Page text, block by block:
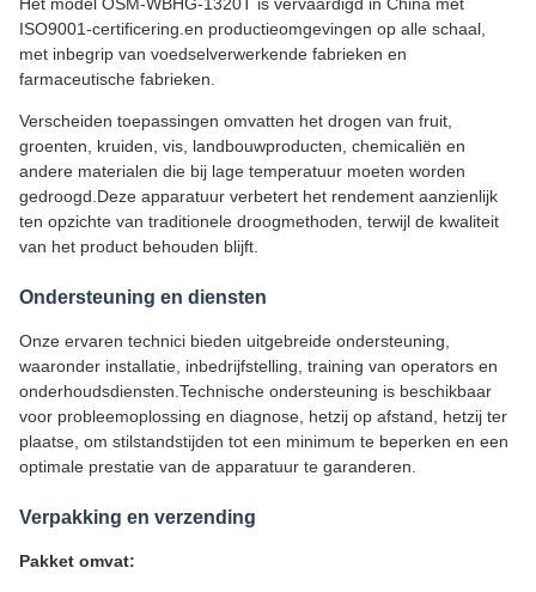
ISO9001-certificering.en productieomgevingen op alle schaal,
met inbegrip van voedselverwerkende fabrieken en
farmaceutische fabrieken.
Verscheiden toepassingen omvatten het drogen van fruit,
groenten, kruiden, vis, landbouwproducten, chemicaliën en
andere materialen die bij lage temperatuur moeten worden
gedroogd.Deze apparatuur verbetert het rendement aanzienlijk
ten opzichte van traditionele droogmethoden, terwijl de kwaliteit
van het product behouden blijft.
Ondersteuning en diensten
Onze ervaren technici bieden uitgebreide ondersteuning,
waaronder installatie, inbedrijfstelling, training van operators en
onderhoudsdiensten.Technische ondersteuning is beschikbaar
voor probleemoplossing en diagnose, hetzij op afstand, hetzij ter
plaatse, om stilstandstijden tot een minimum te beperken en een
optimale prestatie van de apparatuur te garanderen.
Verpakking en verzending
Pakket omvat: